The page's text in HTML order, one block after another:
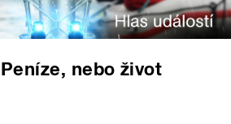
nebo život